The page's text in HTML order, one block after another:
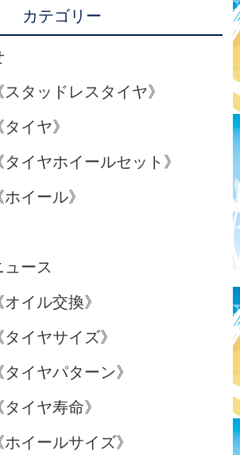
カテゴリー
タッドレスタイヤ》
イヤ》
イヤホイールセット》
イール》
ュース
イル交換》
イヤサイズ》
イヤパターン》
イヤ寿命》
イールサイズ》